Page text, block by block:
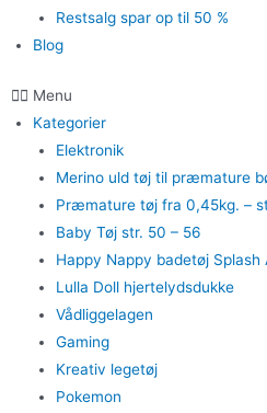
Restsalg spar op til 50 %
Blog
Menu
Kategorier
Elektronik
Merino uld tøj til præmature
Præmature tøj fra 0,45kg. –
Baby Tøj str. 50 – 56
Happy Nappy badetøj Splash
Lulla Doll hjertelydsdukke
Vådliggelagen
Gaming
Kreativ legetøj
Pokemon